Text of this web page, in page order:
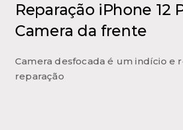
Reparação iPhone 12
Camera da frente
Camera desfocada é um indício e
reparação